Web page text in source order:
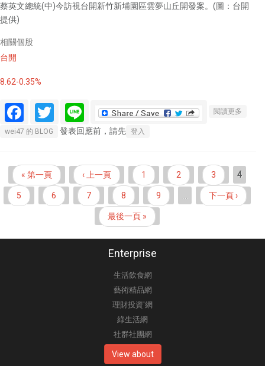
蔡英文總統(中)今訪視台開新竹新埔園區雲夢山丘開發案。(圖：台開
提供)
相關個股
台開
8.62-0.35%
Facebook
Twitter
Line 閱讀更多
案取得
觀光農
場籌設
許可
wei47 的 BLOG 發表回應前，請先 登入
頁面« 第一頁 ‹ 上一頁 1 2 3 4
5 6 7 8 9 … 下一頁 ›
最後一頁 »
Enterprise
生活飲食網
藝術精品網
理財投資'網
綠生活網
社群社團網
View about